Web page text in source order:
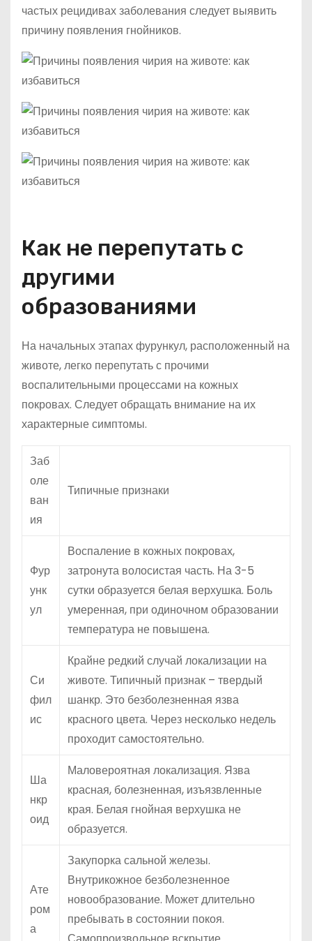
частых рецидивах заболевания следует выявить
причину появления гнойников.
Как не перепутать с
другими
образованиями
На начальных этапах фурункул, расположенный на
животе, легко перепутать с прочими
воспалительными процессами на кожных
покровах. Следует обращать внимание на их
характерные симптомы.
Заб
оле
ван
ия
Типичные признаки
Фур
унк
ул
Воспаление в кожных покровах,
затронута волосистая часть. На 3-5
сутки образуется белая верхушка. Боль
умеренная, при одиночном образовании
температура не повышена.
Си
фил
ис
Крайне редкий случай локализации на
животе. Типичный признак – твердый
шанкр. Это безболезненная язва
красного цвета. Через несколько недель
проходит самостоятельно.
Ша
нкр
оид
Маловероятная локализация. Язва
красная, болезненная, изъязвленные
края. Белая гнойная верхушка не
образуется.
Ате
ром
а
Закупорка сальной железы.
Внутрикожное безболезненное
новообразование. Может длительно
пребывать в состоянии покоя.